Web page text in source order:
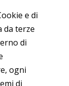
e di
da terze
di
ogni
di